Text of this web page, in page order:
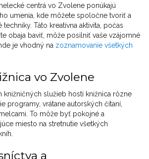
centrá vo Zvolene ponúkajú
umenia, kde môžete spoločne tvoriť a
Táto kreatívna aktivita, počas
obaja baviť, môže posilniť vaše vzájomné
je vhodný na zoznamovanie všetkých
vo Zvolene
knižničných služieb hostí knižnica rôzne
programy, vrátane autorských čítaní,
To môže byť pokojné a
miesto na stretnutie všetkých
a